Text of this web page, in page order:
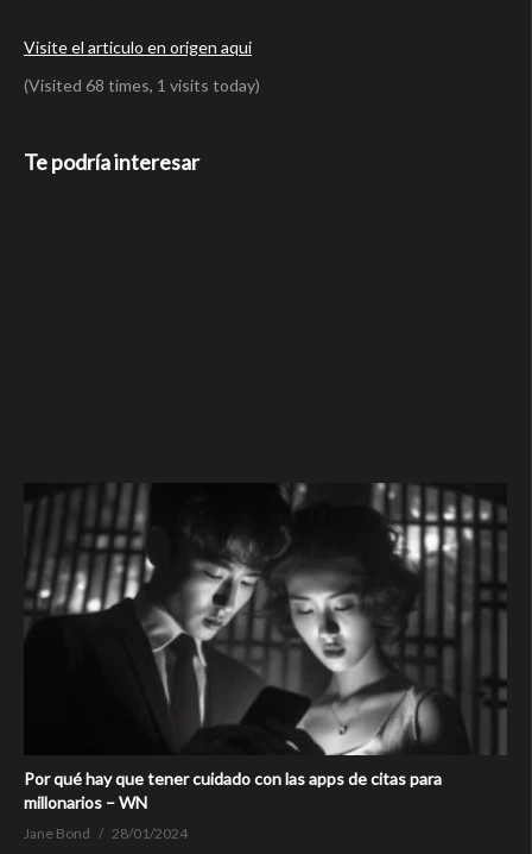
Visite el articulo en origen aqui
(Visited 68 times, 1 visits today)
Te podría interesar
Por qué hay que tener cuidado con las apps de citas para
millonarios – WN
Jane Bond 28/01/2024